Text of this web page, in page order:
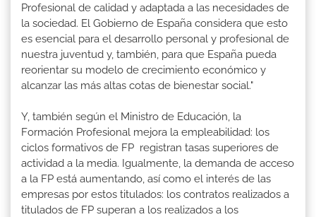
Profesional de calidad y adaptada a las necesidades de
la sociedad. El Gobierno de España considera que esto
es esencial para el desarrollo personal y profesional de
nuestra juventud y, también, para que España pueda
reorientar su modelo de crecimiento económico y
alcanzar las más altas cotas de bienestar social."
Y, también según el Ministro de Educación, la
Formación Profesional mejora la empleabilidad: los
ciclos formativos de FP registran tasas superiores de
actividad a la media. Igualmente, la demanda de acceso
a la FP está aumentando, así como el interés de las
empresas por estos titulados: los contratos realizados a
titulados de FP superan a los realizados a los